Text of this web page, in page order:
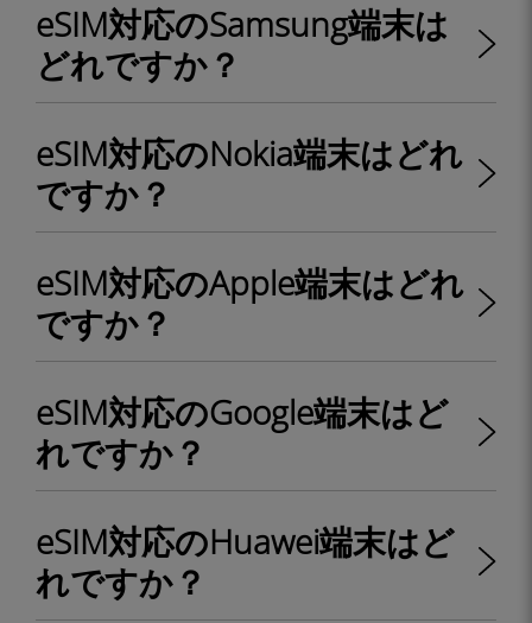
eSIM対応のSamsung端末は
どれですか？
eSIM対応のNokia端末はどれ
ですか？
eSIM対応のApple端末はどれ
ですか？
eSIM対応のGoogle端末はど
れですか？
eSIM対応のHuawei端末はど
れですか？